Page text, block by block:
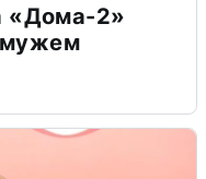
«Дома-2»
мужем